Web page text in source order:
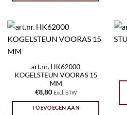
art.nr. HK62000
KOGELSTEUN VOORAS 15
MM
€8,80 Excl. BTW
TOEVOEGEN AAN